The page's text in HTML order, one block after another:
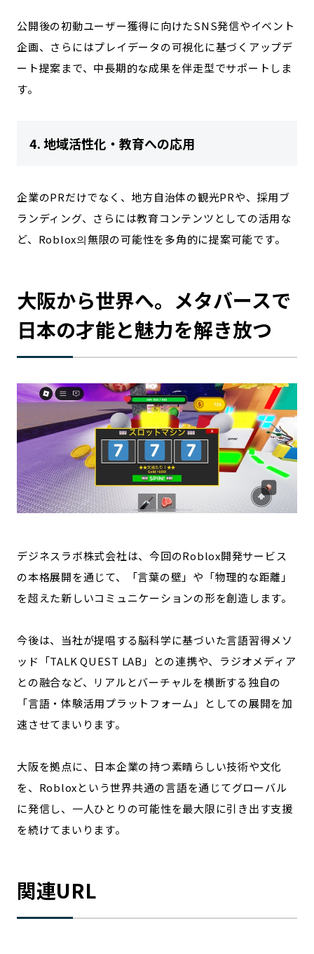
公開後の初動ユーザー獲得に向けたSNS発信やイベント
企画、さらにはプレイデータの可視化に基づくアップデ
ート提案まで、中長期的な成果を伴走型でサポートしま
す。
4. 地域活性化・教育への応用
企業のPRだけでなく、地方自治体の観光PRや、採用ブ
ランディング、さらには教育コンテンツとしての活用な
ど、Roblox의無限の可能性を多角的に提案可能です。
大阪から世界へ。メタバースで
日本の才能と魅力を解き放つ
デジネスラボ株式会社は、今回のRoblox開発サービス
の本格展開を通じて、「言葉の壁」や「物理的な距離」
を超えた新しいコミュニケーションの形を創造します。
今後は、当社が提唱する脳科学に基づいた言語習得メソ
ッド「TALK QUEST LAB」との連携や、ラジオメディア
との融合など、リアルとバーチャルを横断する独自の
「言語・体験活用プラットフォーム」としての展開を加
速させてまいります。
大阪を拠点に、日本企業の持つ素晴らしい技術や文化
を、Robloxという世界共通の言語を通じてグローバル
に発信し、一人ひとりの可能性を最大限に引き出す支援
を続けてまいります。
関連URL